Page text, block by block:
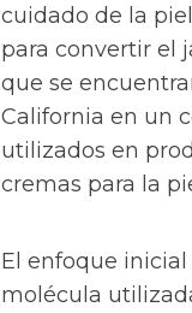
cuidado de la
para convertir el
que se
California en un
utilizados en
cremas para la
El enfoque
molécula